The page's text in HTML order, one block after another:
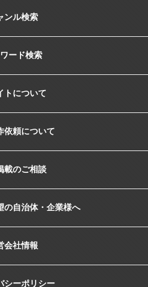
ンル検索
ード検索
トについて
依頼について
載のご相談
の自治体・企業様へ
会社情報
シーポリシー